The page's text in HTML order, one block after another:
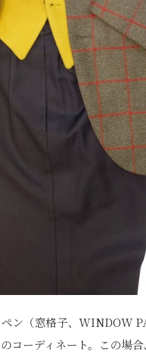
ン（窓格子、WINDOW
コーディネート。この場